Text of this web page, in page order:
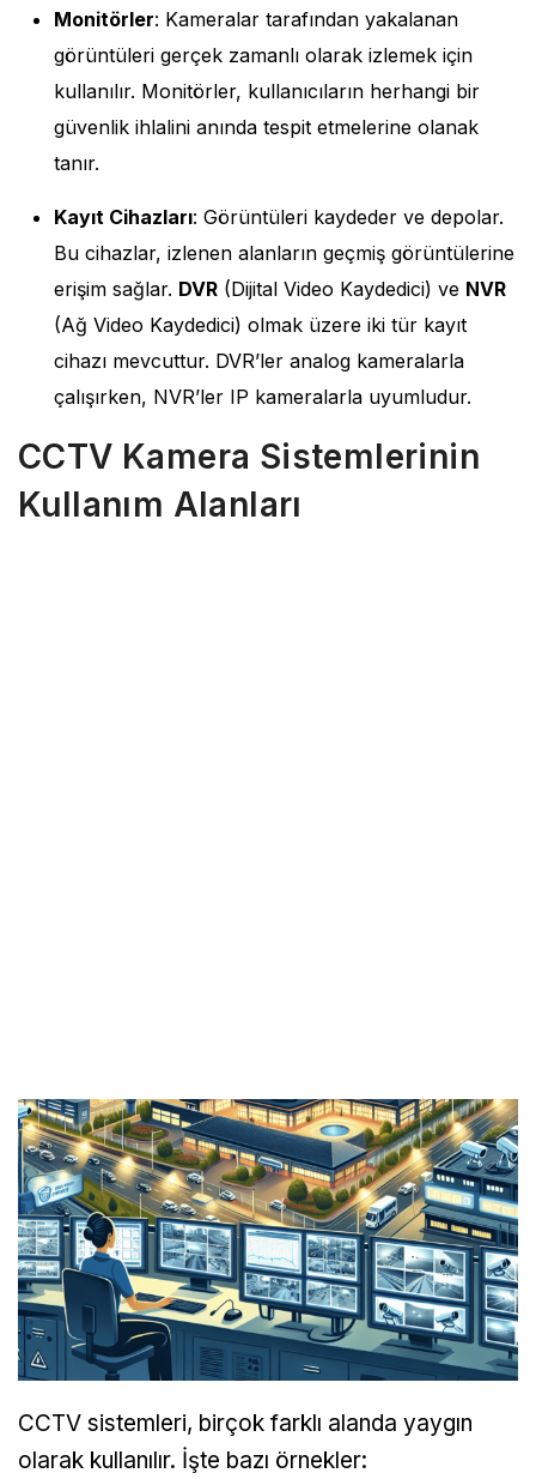
Monitörler: Kameralar tarafından yakalanan
görüntüleri gerçek zamanlı olarak izlemek için
kullanılır. Monitörler, kullanıcıların herhangi bir
güvenlik ihlalini anında tespit etmelerine olanak
tanır.
Kayıt Cihazları: Görüntüleri kaydeder ve depolar.
Bu cihazlar, izlenen alanların geçmiş görüntülerine
erişim sağlar. DVR (Dijital Video Kaydedici) ve NVR
(Ağ Video Kaydedici) olmak üzere iki tür kayıt
cihazı mevcuttur. DVR’ler analog kameralarla
çalışırken, NVR’ler IP kameralarla uyumludur.
CCTV Kamera Sistemlerinin
Kullanım Alanları
CCTV sistemleri, birçok farklı alanda yaygın
olarak kullanılır. İşte bazı örnekler: